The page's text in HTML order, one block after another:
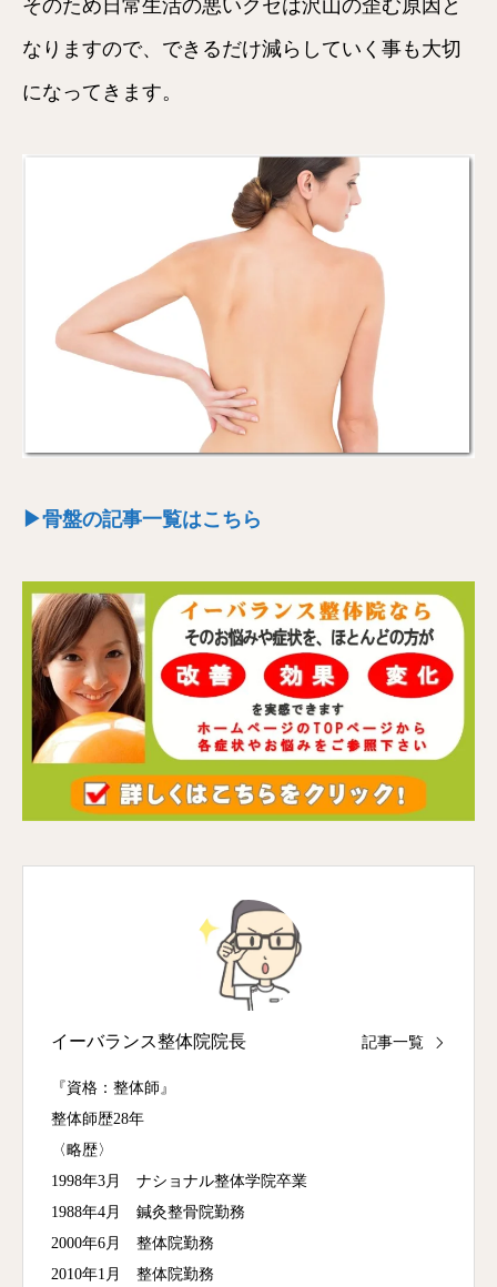
そのため日常生活の悪いクセは沢山の歪む原因と
なりますので、できるだけ減らしていく事も大切
になってきます。
▶骨盤の記事一覧はこちら
イーバランス整体院院長 記事一覧
『資格：整体師』
整体師歴28年
〈略歴〉
1998年3月 ナショナル整体学院卒業
1988年4月 鍼灸整骨院勤務
2000年6月 整体院勤務
2010年1月 整体院勤務